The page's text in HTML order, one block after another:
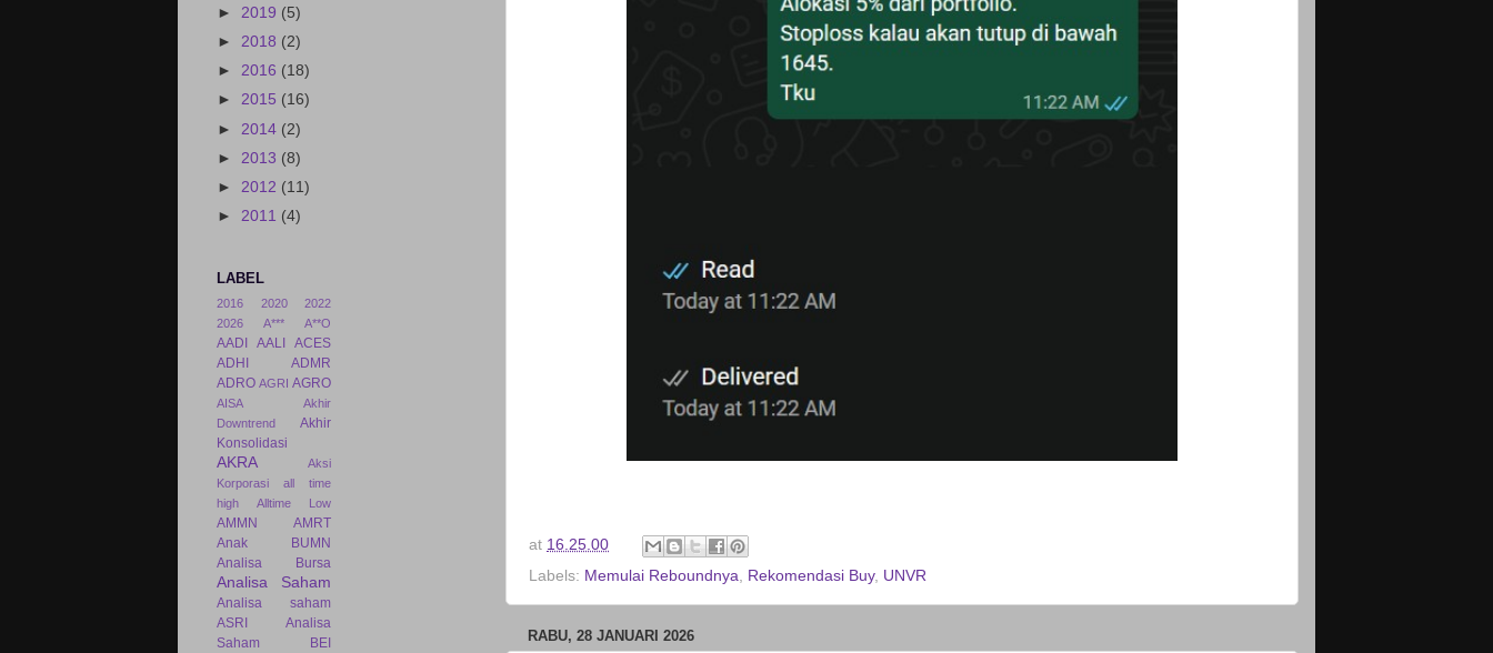
at 16.25.00
Labels: Memulai Reboundnya Rekomendasi Buy, UNVR
RABU, 28 JANUARI 2026
► 2019 (5)
► 2018 (2)
► 2016 (18)
► 2015 (16)
► 2014 (2)
► 2013 (8)
► 2012 (11)
► 2011 (4)
LABEL
2016 2020
2022
2026
A*** A**O
AADI AALI
ACES
ADHI
ADMR
ADRO AGRI AGRO
AISA
Akhir
Downtrend
Akhir
Konsolidasi
AKRA
Aksi
Korporasi
all time
high
Alltime Low
AMMN
AMRT
Anak BUMN
Analisa Bursa
Analisa Saham
Analisa saham
ASRI
Analisa
Saham BEI